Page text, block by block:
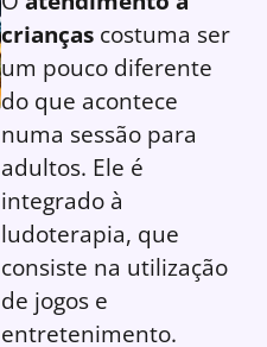
crianças costuma ser
um pouco diferente
do que acontece
numa sessão para
adultos. Ele é
integrado à
ludoterapia, que
consiste na utilização
de jogos e
entretenimento.